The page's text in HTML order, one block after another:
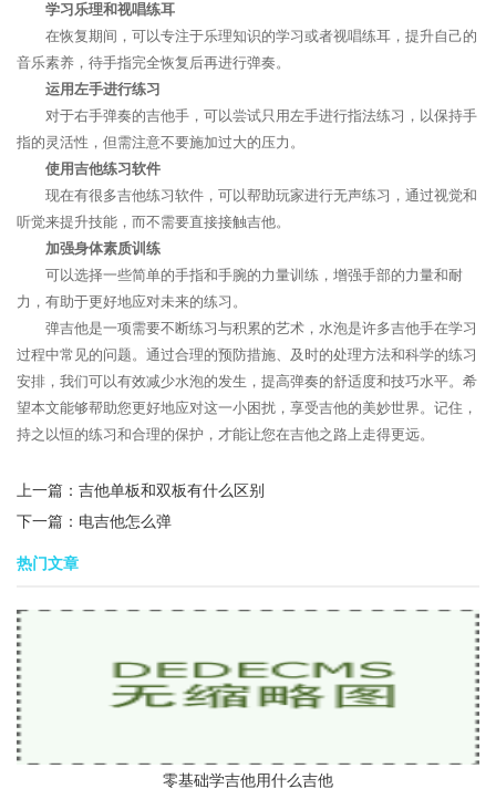
学习乐理和视唱练耳
在恢复期间，可以专注于乐理知识的学习或者视唱练耳，提升自己的
音乐素养，待手指完全恢复后再进行弹奏。
运用左手进行练习
对于右手弹奏的吉他手，可以尝试只用左手进行指法练习，以保持手
指的灵活性，但需注意不要施加过大的压力。
使用吉他练习软件
现在有很多吉他练习软件，可以帮助玩家进行无声练习，通过视觉和
听觉来提升技能，而不需要直接接触吉他。
加强身体素质训练
可以选择一些简单的手指和手腕的力量训练，增强手部的力量和耐
力，有助于更好地应对未来的练习。
弹吉他是一项需要不断练习与积累的艺术，水泡是许多吉他手在学习
过程中常见的问题。通过合理的预防措施、及时的处理方法和科学的练习
安排，我们可以有效减少水泡的发生，提高弹奏的舒适度和技巧水平。希
望本文能够帮助您更好地应对这一小困扰，享受吉他的美妙世界。记住，
持之以恒的练习和合理的保护，才能让您在吉他之路上走得更远。
上一篇： 吉他单板和双板有什么区别
下一篇： 电吉他怎么弹
热门文章
零基础学吉他用什么吉他